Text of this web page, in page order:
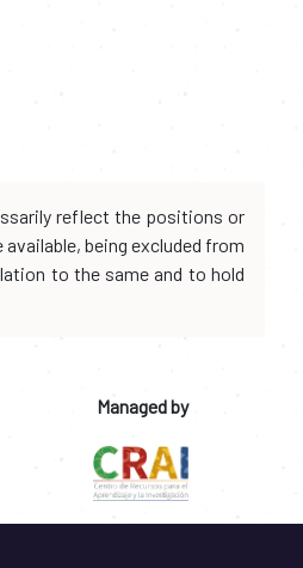
reflect the positions or
being excluded from
to the same and to hold
Managed by